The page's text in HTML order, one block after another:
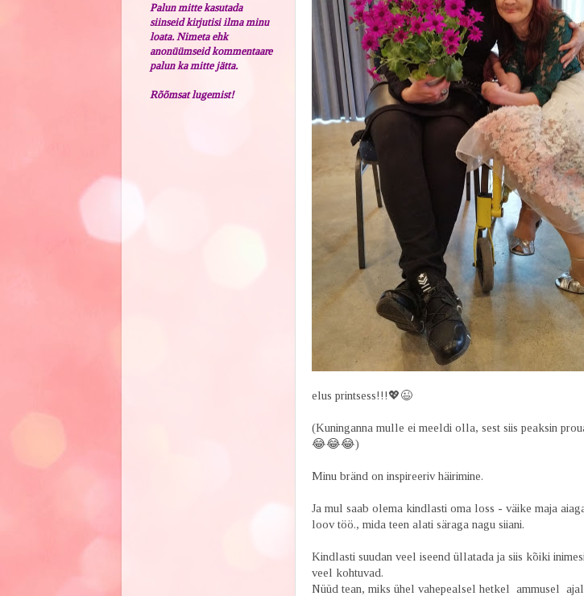
elus printsess!!!💖😉
(Kuninganna mulle ei meeldi olla, sest siis peaksin
😂😂😂)
Minu bränd on inspireeriv häirimine.
Ja mul saab olema kindlasti oma loss - väike maja
loov töö., mida teen alati säraga nagu siiani.
Kindlasti suudan veel iseend üllatada ja siis kõiki
veel kohtuvad.
Nüüd tean, miks ühel vahepealsel hetkel ammusel
Palun mitte kasutada
siinseid kirjutisi ilma minu
loata. Nimeta ehk
anonüümseid kommentaare
palun ka mitte jätta.
Rõõmsat lugemist!